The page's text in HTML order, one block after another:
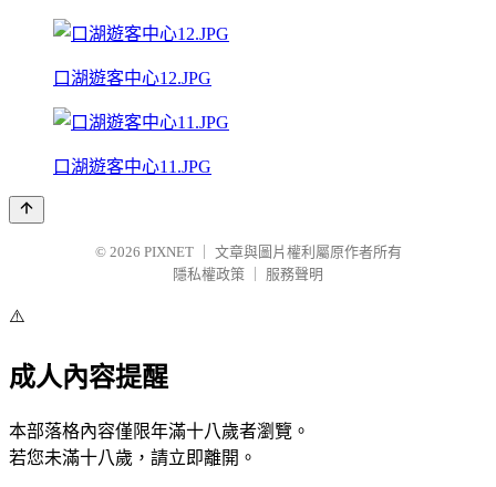
口湖遊客中心12.JPG
口湖遊客中心11.JPG
© 2026 PIXNET
文章與圖片權利屬原作者所有
隱私權政策
服務聲明
⚠️
成人內容提醒
本部落格內容僅限年滿十八歲者瀏覽。
若您未滿十八歲，請立即離開。